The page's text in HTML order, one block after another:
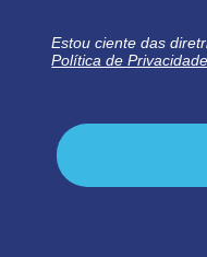
Estou ciente das
Política de Privacidade.